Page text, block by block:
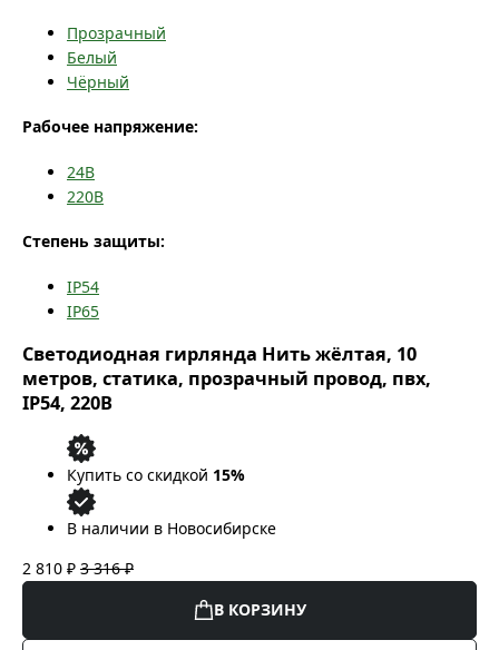
Прозрачный
Белый
Чёрный
Рабочее напряжение:
24В
220В
Степень защиты:
IP54
IP65
Светодиодная гирлянда Нить жёлтая, 10
метров, статика, прозрачный провод, пвх,
IP54, 220В
Купить со скидкой 15%
В наличии в Новосибирске
2 810 ₽ 3 316 ₽
В КОРЗИНУ